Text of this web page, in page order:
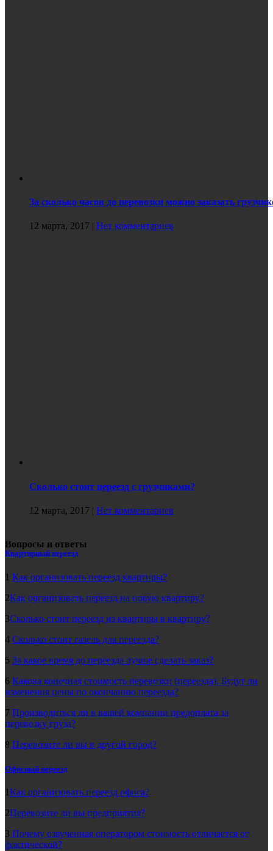
За сколько часов до перевозки можно заказать
12 марта, 2017 | Нет комментариев
Сколько стоит переезд с грузчиками?
12 марта, 2017 | Нет комментариев
Вопросы и ответы
Квартирный переезд
1 Как организовать переезд квартиры?
2Как организовать переезд на новую квартиру?
3Сколько стоит переезд из квартиры в квартиру?
4 Сколько стоит газель для переезда?
5 За какое время до переезда лучше сделать заказ?
6 Какова конечная стоимость перевозки (переезда). Будут ли
изменения цены по окончанию переезда?
7 Производиться ли в вашей компании предоплата за
перевозку груза?
8 Перевозите ли вы в другой город?
Офисный переезд
1Как организовать переезд офиса?
2Перевозите ли вы предприятия?
3 Почему озвученная оператором стоимость отличается от
фактической?